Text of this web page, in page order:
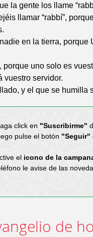
la gente los llame
llamar “rabbí”,
en la tierra, porque
uno solo es
vuestro servidor.
y el que se humilla
click en "Suscribirme"
pulse el botón "Seguir"
el icono de la
le avise de las
de